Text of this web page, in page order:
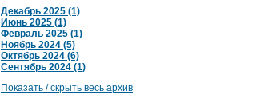
Декабрь 2025 (1)
Июнь 2025 (1)
Февраль 2025 (1)
Ноябрь 2024 (5)
Октябрь 2024 (6)
Сентябрь 2024 (1)
Показать / скрыть весь архив